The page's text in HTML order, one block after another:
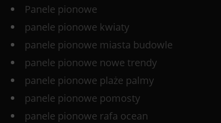
Panele pionowe
panele pionowe kwiaty
panele pionowe miasta budowle
panele pionowe nowe trendy
panele pionowe plaże palmy
panele pionowe pomosty
panele pionowe rafa ocean